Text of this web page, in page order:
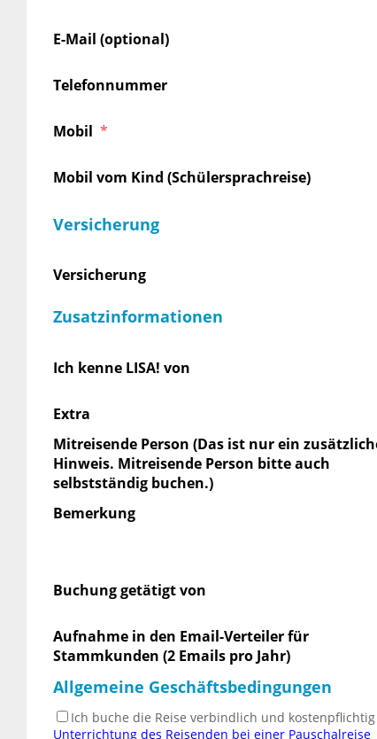
E-Mail (optional)
Telefonnummer
Mobil
Mobil vom Kind (Schülersprachreise)
Versicherung
Versicherung
Zusatzinformationen
Ich kenne LISA! von
Extra
Mitreisende Person (Das ist nur ein
Hinweis. Mitreisende Person bitte auch
selbstständig buchen.)
Bemerkung
Buchung getätigt von
Aufnahme in den Email-Verteiler für
Stammkunden (2 Emails pro Jahr)
Allgemeine Geschäftsbedingungen
Ich buche die Reise verbindlich und
Unterrichtung des Reisenden bei einer Pauschalreise